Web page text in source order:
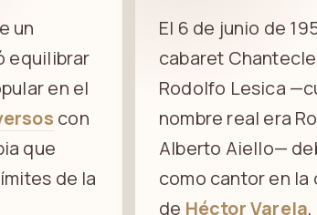
un
equilibrar
en el
con
que
de la
El 6 de junio de
cabaret
Rodolfo Lesica
nombre real era
Alberto Aiello—
como cantor en la
de Héctor Varela